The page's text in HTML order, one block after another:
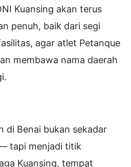
Kuansing akan terus
penuh, baik dari segi
agar atlet Petanque
membawa nama daerah
di Benai bukan sekadar
tapi menjadi titik
Kuansing, tempat